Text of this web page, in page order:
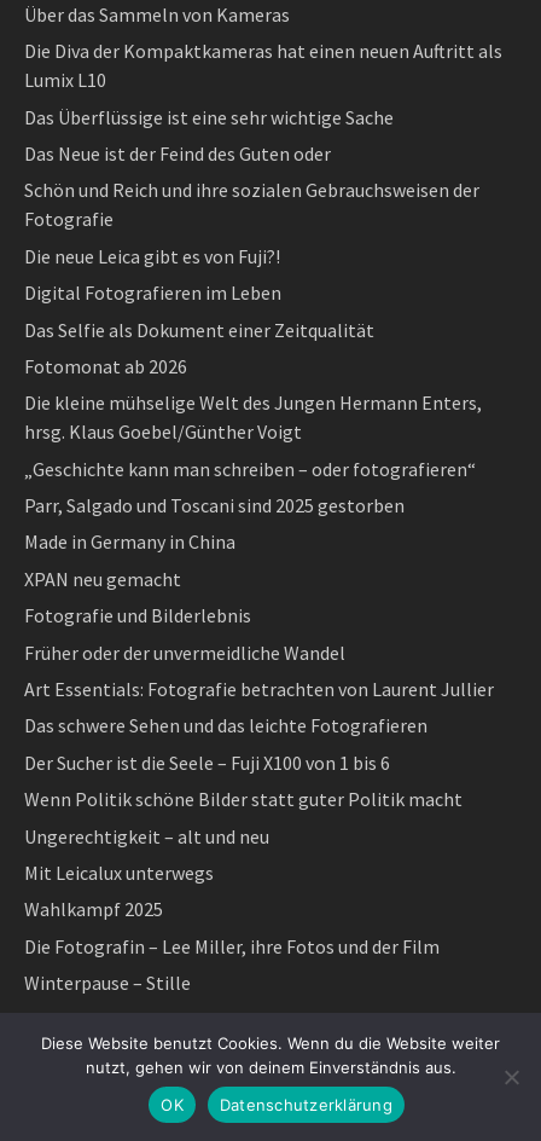
Über das Sammeln von Kameras
Die Diva der Kompaktkameras hat einen neuen Auftritt als
Lumix L10
Das Überflüssige ist eine sehr wichtige Sache
Das Neue ist der Feind des Guten oder
Schön und Reich und ihre sozialen Gebrauchsweisen der
Fotografie
Die neue Leica gibt es von Fuji?!
Digital Fotografieren im Leben
Das Selfie als Dokument einer Zeitqualität
Fotomonat ab 2026
Die kleine mühselige Welt des Jungen Hermann Enters,
hrsg. Klaus Goebel/Günther Voigt
„Geschichte kann man schreiben – oder fotografieren“
Parr, Salgado und Toscani sind 2025 gestorben
Made in Germany in China
XPAN neu gemacht
Fotografie und Bilderlebnis
Früher oder der unvermeidliche Wandel
Art Essentials: Fotografie betrachten von Laurent Jullier
Das schwere Sehen und das leichte Fotografieren
Der Sucher ist die Seele – Fuji X100 von 1 bis 6
Wenn Politik schöne Bilder statt guter Politik macht
Ungerechtigkeit – alt und neu
Mit Leicalux unterwegs
Wahlkampf 2025
Die Fotografin – Lee Miller, ihre Fotos und der Film
Winterpause – Stille
Feine Fotokameras mit Festbrennweite
The End Is Near, Here – Das Ende naht, das Neue ist da –
Michael Dressel und Ich
Diese Website benutzt Cookies. Wenn du die Website weiter
nutzt, gehen wir von deinem Einverständnis aus.
OK
Datenschutzerklärung